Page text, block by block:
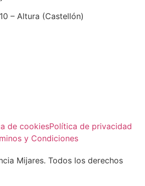
– Altura (Castellón)
Mijares. Todos los derechos
de cookiesPolítica de privacidad
y Condiciones